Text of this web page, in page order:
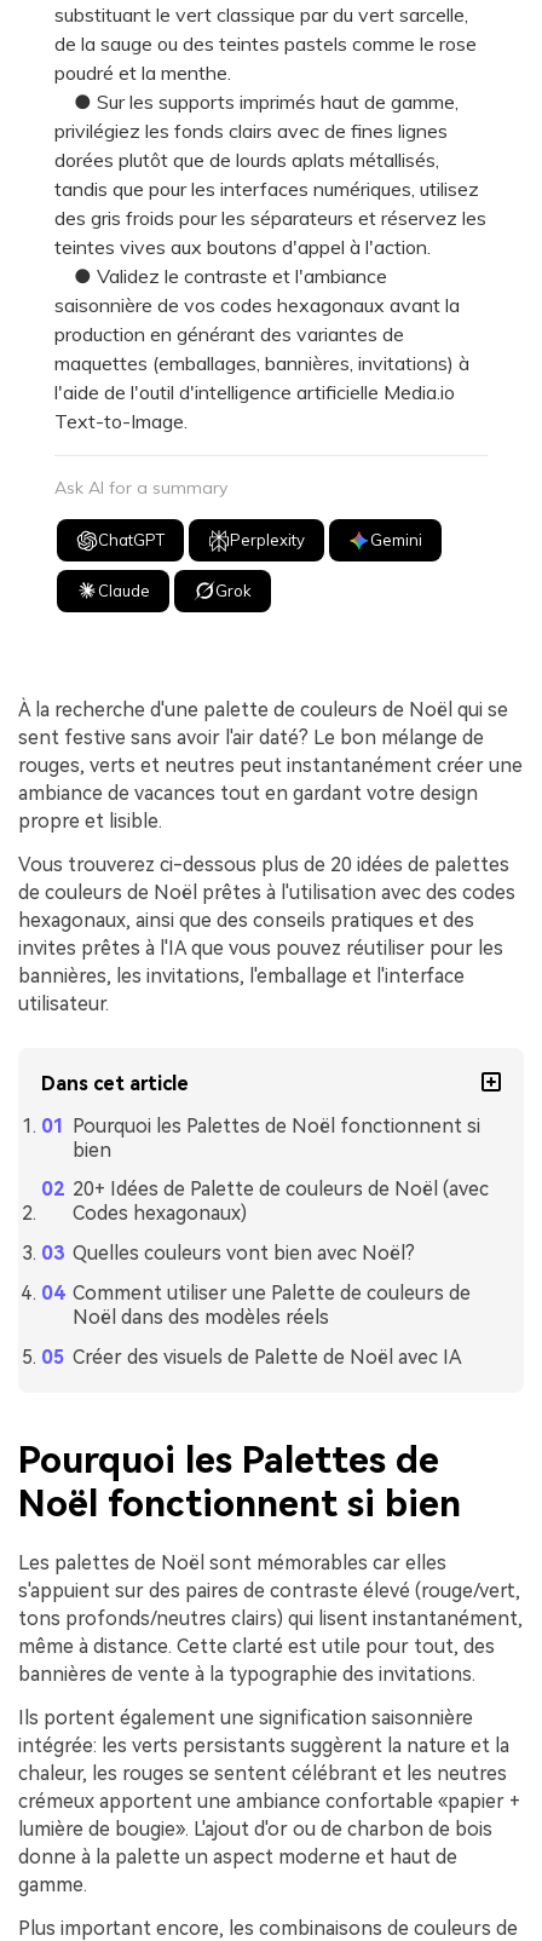
substituant le vert classique par du vert sarcelle,
de la sauge ou des teintes pastels comme le rose
poudré et la menthe.
● Sur les supports imprimés haut de gamme,
privilégiez les fonds clairs avec de fines lignes
dorées plutôt que de lourds aplats métallisés,
tandis que pour les interfaces numériques, utilisez
des gris froids pour les séparateurs et réservez les
teintes vives aux boutons d'appel à l'action.
● Validez le contraste et l'ambiance
saisonnière de vos codes hexagonaux avant la
production en générant des variantes de
maquettes (emballages, bannières, invitations) à
l'aide de l'outil d'intelligence artificielle Media.io
Text-to-Image.
Ask AI for a summary
ChatGPT Perplexity Gemini
Claude Grok
À la recherche d'une palette de couleurs de Noël qui se
sent festive sans avoir l'air daté? Le bon mélange de
rouges, verts et neutres peut instantanément créer une
ambiance de vacances tout en gardant votre design
propre et lisible.
Vous trouverez ci-dessous plus de 20 idées de palettes
de couleurs de Noël prêtes à l'utilisation avec des codes
hexagonaux, ainsi que des conseils pratiques et des
invites prêtes à l'IA que vous pouvez réutiliser pour les
bannières, les invitations, l'emballage et l'interface
utilisateur.
Dans cet article
Pourquoi les Palettes de Noël fonctionnent si
bien
20+ Idées de Palette de couleurs de Noël (avec
Codes hexagonaux)
Quelles couleurs vont bien avec Noël?
Comment utiliser une Palette de couleurs de
Noël dans des modèles réels
Créer des visuels de Palette de Noël avec IA
Pourquoi les Palettes de
Noël fonctionnent si bien
Les palettes de Noël sont mémorables car elles
s'appuient sur des paires de contraste élevé (rouge/vert,
tons profonds/neutres clairs) qui lisent instantanément,
même à distance. Cette clarté est utile pour tout, des
bannières de vente à la typographie des invitations.
Ils portent également une signification saisonnière
intégrée: les verts persistants suggèrent la nature et la
chaleur, les rouges se sentent célébrant et les neutres
crémeux apportent une ambiance confortable «papier +
lumière de bougie». L'ajout d'or ou de charbon de bois
donne à la palette un aspect moderne et haut de
gamme.
Plus important encore, les combinaisons de couleurs de